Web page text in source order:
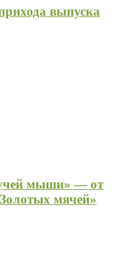
выпуска
мыши» — от
мячей»